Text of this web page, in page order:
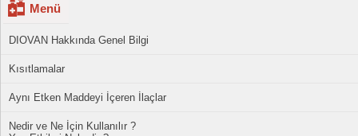
Menü
DIOVAN Hakkında Genel Bilgi
Kısıtlamalar
Aynı Etken Maddeyi İçeren İlaçlar
Nedir ve Ne İçin Kullanılır ?